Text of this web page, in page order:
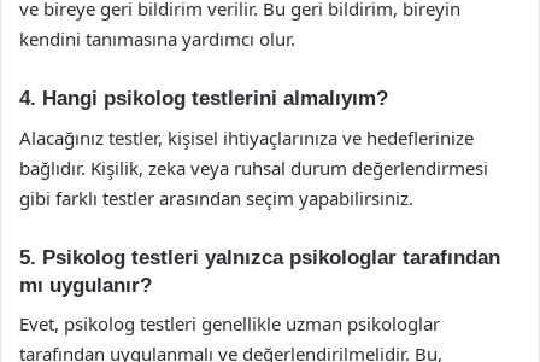
ve bireye geri bildirim verilir. Bu geri bildirim, bireyin
kendini tanımasına yardımcı olur.
4. Hangi psikolog testlerini almalıyım?
Alacağınız testler, kişisel ihtiyaçlarınıza ve hedeflerinize
bağlıdır. Kişilik, zeka veya ruhsal durum değerlendirmesi
gibi farklı testler arasından seçim yapabilirsiniz.
5. Psikolog testleri yalnızca psikologlar tarafından
mı uygulanır?
Evet, psikolog testleri genellikle uzman psikologlar
tarafından uygulanmalı ve değerlendirilmelidir. Bu,